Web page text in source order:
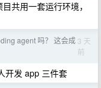
共用一套运行环境，
agent 吗？ 这会成 3 天
前
开发 app 三件套